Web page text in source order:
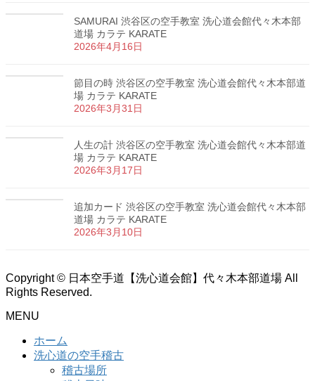
SAMURAI 渋谷区の空手教室 洗心道会館代々木本部
道場 カラテ KARATE
2026年4月16日
節目の時 渋谷区の空手教室 洗心道会館代々木本部道
場 カラテ KARATE
2026年3月31日
人生の計 渋谷区の空手教室 洗心道会館代々木本部道
場 カラテ KARATE
2026年3月17日
追加カード 渋谷区の空手教室 洗心道会館代々木本部
道場 カラテ KARATE
2026年3月10日
Copyright © 日本空手道【洗心道会館】代々木本部道場 All
Rights Reserved.
MENU
ホーム
洗心道の空手稽古
稽古場所